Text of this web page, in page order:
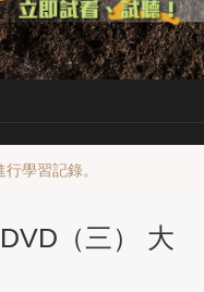
學習記錄。
（三） 大